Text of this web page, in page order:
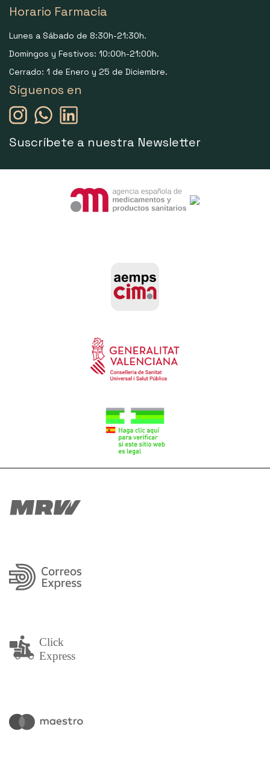
Horario Farmacia
Lunes a Sábado de 8:30h-21:30h.
Domingos y Festivos: 10:00h-21:00h.
Cerrado: 1 de Enero y 25 de Diciembre.
Síguenos en
Suscríbete a nuestra Newsletter